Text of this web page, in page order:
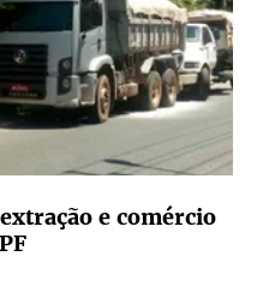
e comércio